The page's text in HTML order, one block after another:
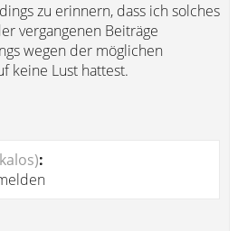
zu erinnern, dass ich solches
vergangenen Beiträge
wegen der möglichen
keine Lust hattest.
: